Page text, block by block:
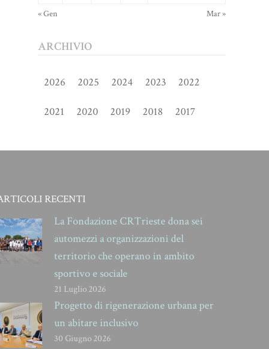
« Gen Mar »
ARCHIVIO
2026 2025 2024 2023 2022
2021 2020 2019 2018 2017
RECENTI
La Fondazione CRTrieste dona sei
automezzi a organizzazioni del
territorio che operano in ambito
sportivo e sociale
21 Luglio 2026
Progetto di rigenerazione urbana per
un abitare inclusivo
30 Giugno 2026